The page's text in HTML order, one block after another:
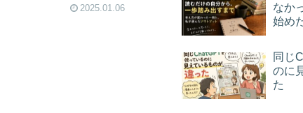
2025.01.06
なか
始め
同じ
のに
た